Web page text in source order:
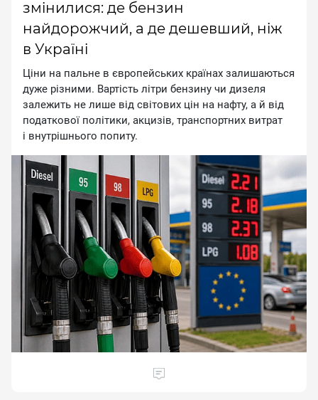
змінилися: де бензин
найдорожчий, а де дешевший, ніж
в Україні
Ціни на пальне в європейських країнах залишаються
дуже різними. Вартість літри бензину чи дизеля
залежить не лише від світових цін на нафту, а й від
податкової політики, акцизів, транспортних витрат
і внутрішнього попиту.